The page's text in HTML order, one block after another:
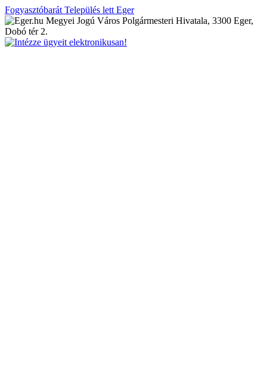
Fogyasztóbarát Település lett Eger
Megyei Jogú Város Polgármesteri Hivatala, 3300 Eger,
Dobó tér 2.